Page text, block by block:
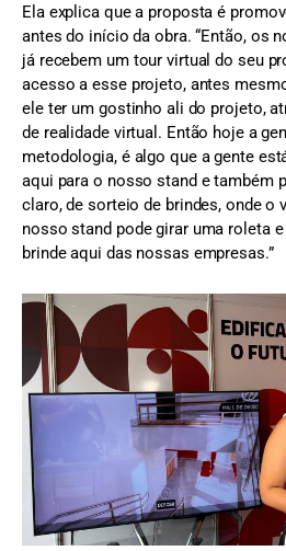
Ela explica que a proposta é
antes do início da obra. “Então, os
já recebem um tour virtual do seu
acesso a esse projeto, antes
ele ter um gostinho ali do projeto,
de realidade virtual. Então hoje a
metodologia, é algo que a gente
aqui para o nosso stand e também
claro, de sorteio de brindes, onde o
nosso stand pode girar uma roleta
brinde aqui das nossas empresas.”